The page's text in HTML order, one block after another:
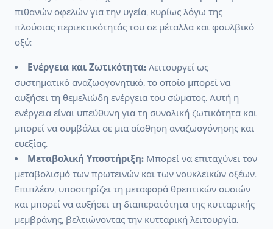
πιθανών οφελών για την υγεία, κυρίως λόγω της
πλούσιας περιεκτικότητάς του σε μέταλλα και φουλβικό
οξύ:
Ενέργεια και Ζωτικότητα: Λειτουργεί ως
συστηματικό αναζωογονητικό, το οποίο μπορεί να
αυξήσει τη θεμελιώδη ενέργεια του σώματος. Αυτή η
ενέργεια είναι υπεύθυνη για τη συνολική ζωτικότητα και
μπορεί να συμβάλει σε μια αίσθηση αναζωογόνησης και
ευεξίας.
Μεταβολική Υποστήριξη: Μπορεί να επιταχύνει τον
μεταβολισμό των πρωτεϊνών και των νουκλεϊκών οξέων.
Επιπλέον, υποστηρίζει τη μεταφορά θρεπτικών ουσιών
και μπορεί να αυξήσει τη διαπερατότητα της κυτταρικής
μεμβράνης, βελτιώνοντας την κυτταρική λειτουργία.